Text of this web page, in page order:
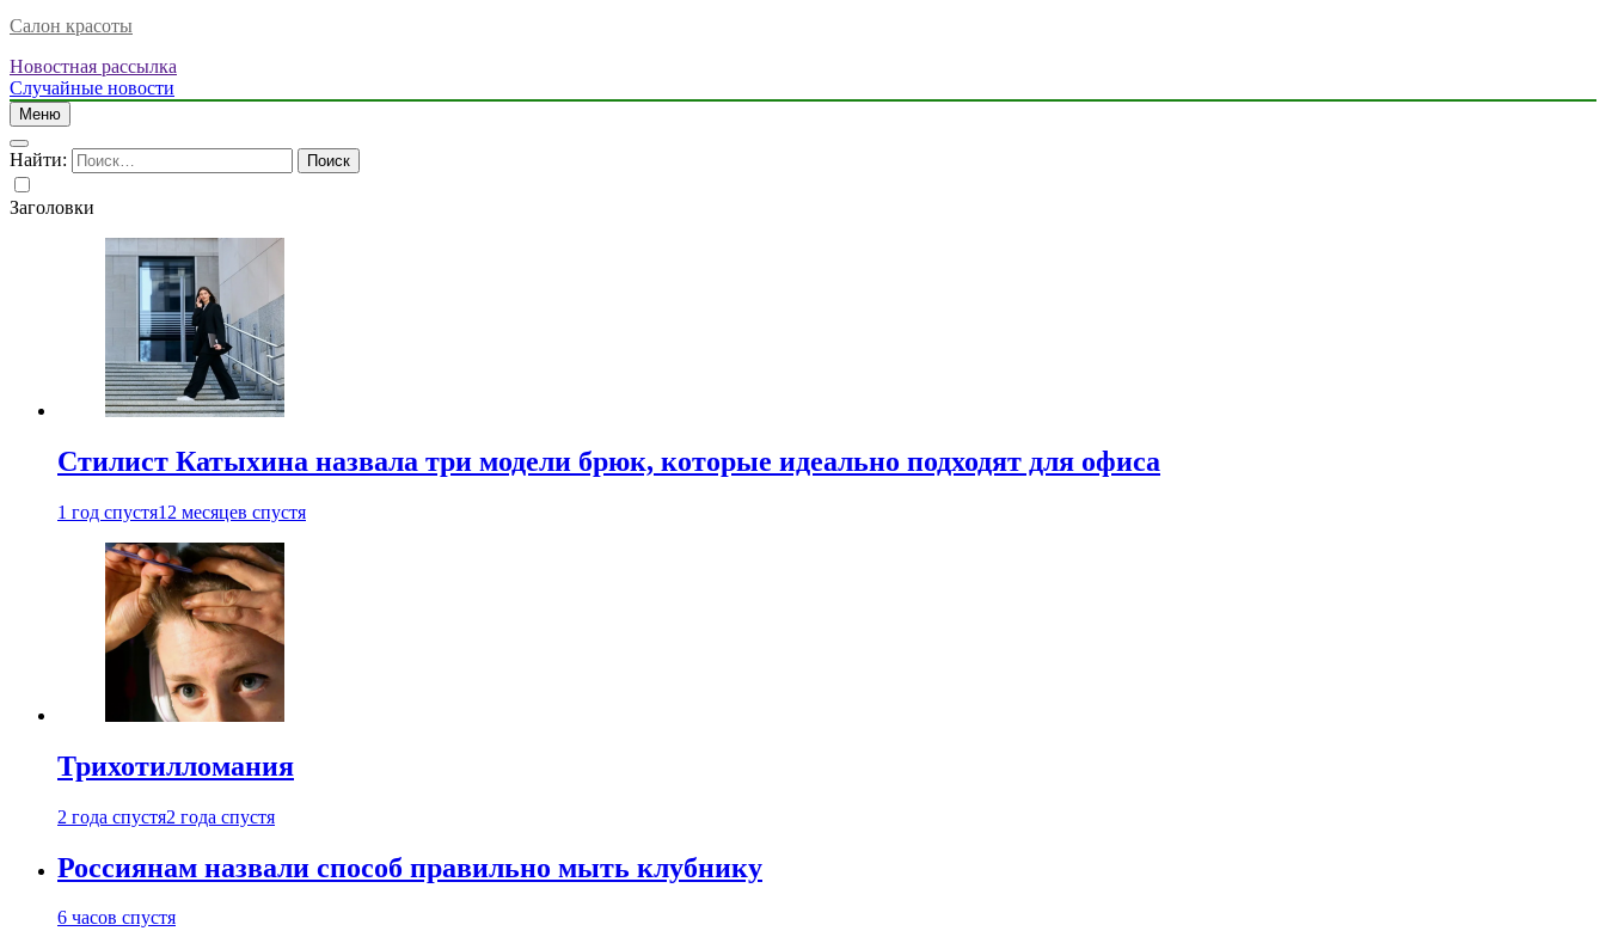
Салон красоты
Новостная рассылка
Случайные новости
Меню
Найти:
Заголовки
Стилист Катыхина назвала три модели брюк, которые идеально подходят для офиса
1 год спустя12 месяцев спустя
Трихотилломания
2 года спустя2 года спустя
Россиянам назвали способ правильно мыть клубнику
6 часов спустя